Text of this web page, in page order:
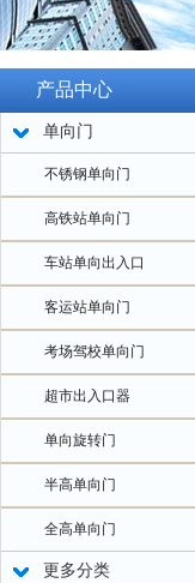
产品中心
单向门
不锈钢单向门
高铁站单向门
车站单向出入口
客运站单向门
考场驾校单向门
超市出入口器
单向旋转门
半高单向门
全高单向门
更多分类